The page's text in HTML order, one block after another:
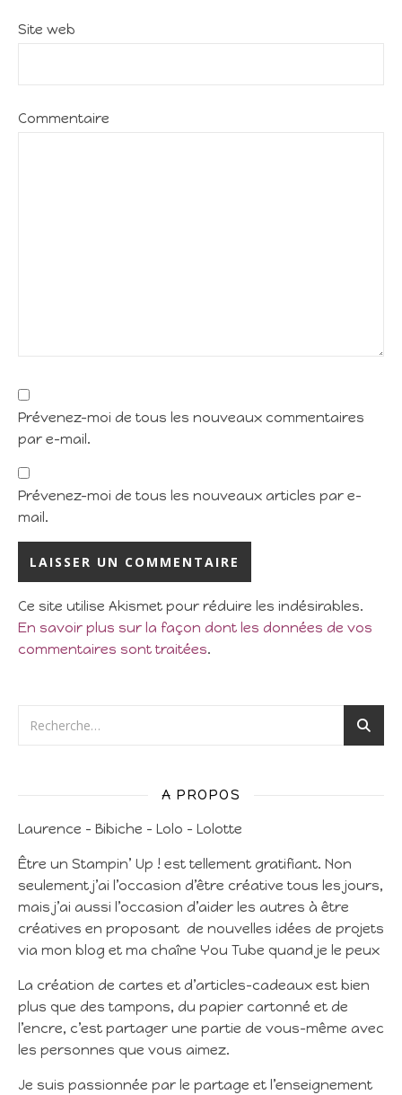
Site web
Commentaire
Prévenez-moi de tous les nouveaux commentaires
par e-mail.
Prévenez-moi de tous les nouveaux articles par e-
mail.
Ce site utilise Akismet pour réduire les indésirables.
En savoir plus sur la façon dont les données de vos
commentaires sont traitées.
A PROPOS
Laurence – Bibiche – Lolo – Lolotte
Être un Stampin’ Up ! est tellement gratifiant. Non
seulement j’ai l’occasion d’être créative tous les jours,
mais j’ai aussi l’occasion d’aider les autres à être
créatives en proposant de nouvelles idées de projets
via mon blog et ma chaîne You Tube quand je le peux
La création de cartes et d’articles-cadeaux est bien
plus que des tampons, du papier cartonné et de
l’encre, c’est partager une partie de vous-même avec
les personnes que vous aimez.
Je suis passionnée par le partage et l’enseignement